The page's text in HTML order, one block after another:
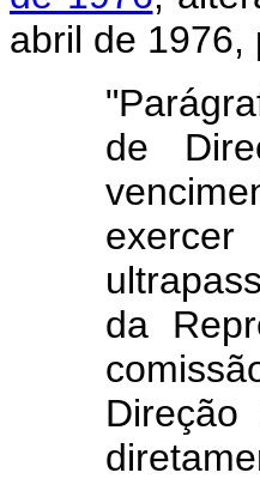
abril de 1976,
de
da